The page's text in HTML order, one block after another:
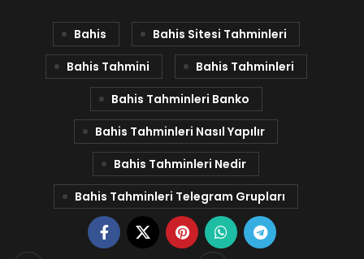
Bahis
Bahis Sitesi Tahminleri
Bahis Tahmini
Bahis Tahminleri
Bahis Tahminleri Banko
Bahis Tahminleri Nasıl Yapılır
Bahis Tahminleri Nedir
Bahis Tahminleri Telegram Grupları